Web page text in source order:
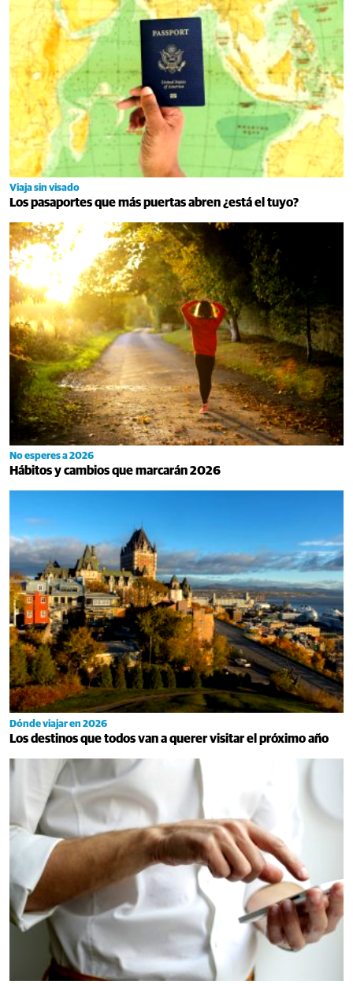
Viaja sin visado
Los pasaportes que más puertas abren ¿está el tuyo?
No esperes a 2026
Hábitos y cambios que marcarán 2026
Dónde viajar en 2026
Los destinos que todos van a querer visitar el próximo año